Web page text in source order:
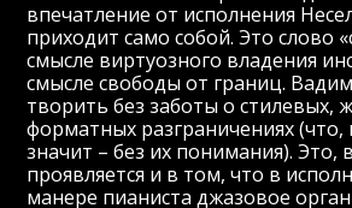
впечатление от исполнения
приходит само собой. Это слово
смысле виртуозного владения
смысле свободы от границ.
творить без заботы о стилевых,
форматных разграничениях (что,
значит – без их понимания). Это,
проявляется и в том, что в
манере пианиста джазовое